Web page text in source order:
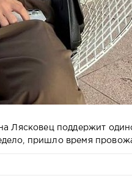
Лясковец поддержит
пришло время